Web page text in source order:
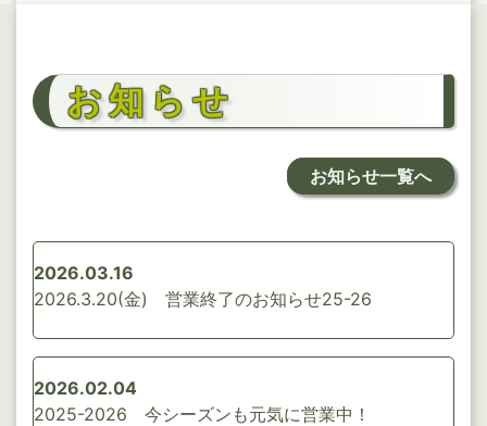
お知らせ
お知らせ一覧へ
2026.03.16
2026.3.20(金) 営業終了のお知らせ25-26
2026.02.04
2025-2026 今シーズンも元気に営業中！